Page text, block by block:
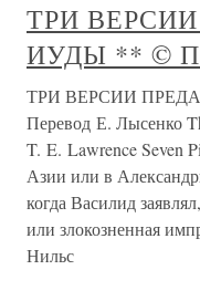
ТРИ
ИУДЫ ** ©
ТРИ ВЕРСИИ
Перевод Е. Лысенко
T. E. Lawrence Seven
Азии или в
когда Василид
или злокозненная
Нильс